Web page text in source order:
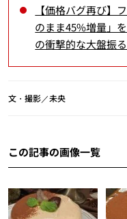
【価格バグ再び】
のまま45%増量」
の衝撃的な大盤振
文・撮影／未央
この記事の画像一覧